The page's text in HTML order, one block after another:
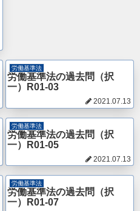
労働基準法
労働基準法の過去問（択
一）R01-03
2021.07.13
労働基準法
労働基準法の過去問（択
一）R01-05
2021.07.13
労働基準法
労働基準法の過去問（択
一）R01-07